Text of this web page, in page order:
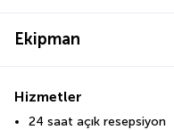
Ekipman
Hizmetler
24 saat açık resepsiyon